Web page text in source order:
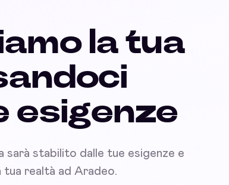
la tua
esigenze
sarà stabilito dalle tue esigenze e
tua realtà ad Aradeo.